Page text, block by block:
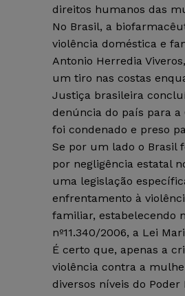
direitos humanos das
No Brasil, a
violência doméstica e
Antonio Herredia
um tiro nas costas
Justiça brasileira
denúncia do país para a
foi condenado e preso
Se por um lado o Brasil
por negligência estatal
uma legislação
enfrentamento à
familiar, estabelecendo
nº11.340/2006, a Lei
É certo que, apenas a
violência contra a
diversos níveis do